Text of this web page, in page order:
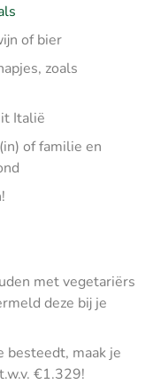
of bier
zoals
Italië
of familie en
met vegetariërs
deze bij je
besteedt, maak je
€1.329!